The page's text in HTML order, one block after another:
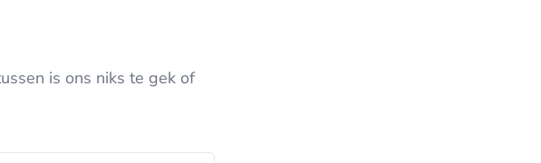
is ons niks te gek of